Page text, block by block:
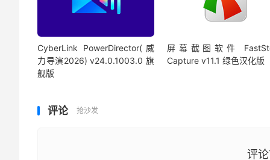
CyberLink PowerDirector(威
力导演2026) v24.0.1003.0 旗
舰版
屏幕截图软件
Capture v11.1 绿色汉化版
评论 抢沙发
评